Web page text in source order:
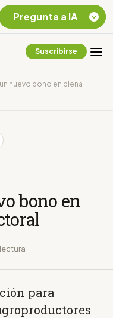
Suscribirse
nuevo bono en plena
bono en
para
Pregunta a IA
Chevron Ecuador